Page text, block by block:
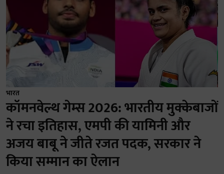
भारत
कॉमनवेल्थ गेम्स 2026: भारतीय मुक्केबाजों
ने रचा इतिहास, एमपी की यामिनी और
अजय बाबू ने जीते रजत पदक, सरकार ने
किया सम्मान का ऐलान